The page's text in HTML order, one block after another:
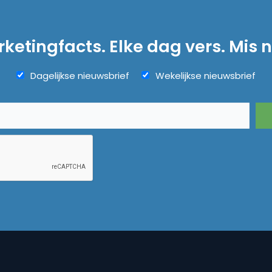
Elke dag vers. Mis
Dagelijkse nieuwsbrief Wekelijkse nieuwsbrief